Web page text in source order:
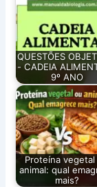
QUESTÕES
- CADEIA
9º ANO
Proteína vegetal
animal: qual
mais?